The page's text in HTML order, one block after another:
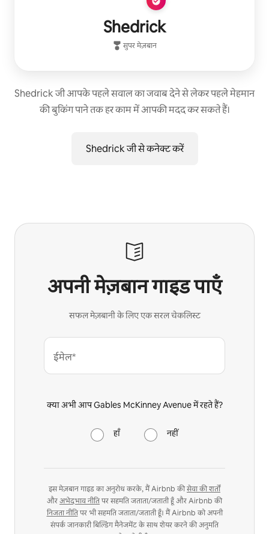
Shedrick
सुपर मेज़बान
Shedrick जी आपके पहले सवाल का जवाब देने से लेकर पहले मेहमान
की बुकिंग पाने तक हर काम में आपकी मदद कर सकते हैं।
Shedrick जी से कनेक्ट करें
अपनी मेज़बान गाइड पाएँ
सफल मेज़बानी के लिए एक सरल चेकलिस्ट
ईमेल*
क्या अभी आप Gables McKinney Avenue में रहते हैं?
हाँ नहीं
इस मेज़बान गाइड का अनुरोध करके, मैं Airbnb कीसेवा की शर्तों
औरअभेदभाव नीतिपर सहमति जताता/जताती हूँ और Airbnb की
निजता नीतिपर भी सहमति जताता/जताती हूँ। मैं Airbnb को अपनी
संपर्क जानकारी बिल्डिंग मैनेजमेंट के साथ शेयर करने की अनुमति